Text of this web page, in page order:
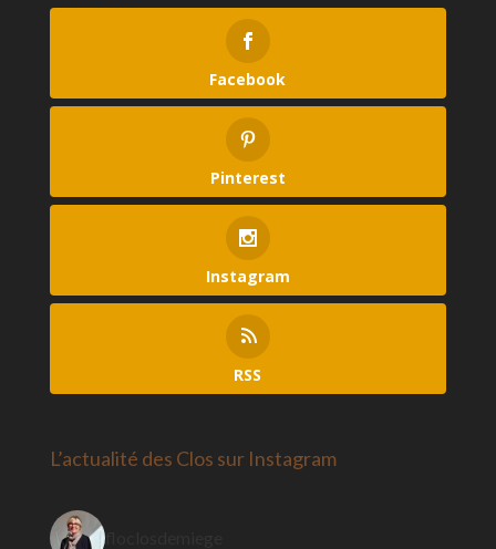
Facebook
Pinterest
Instagram
RSS
L’actualité des Clos sur Instagram
floclosdemiege